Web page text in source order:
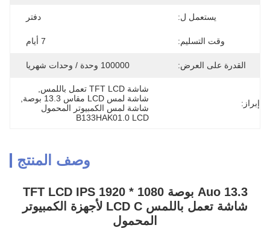
يستعمل ل: دفتر
وقت التسليم: 7 أيام
القدرة على العرض: 100000 وحدة / وحدات شهريا
إبراز:
شاشة TFT LCD تعمل باللمس
شاشة لمس LCD مقاس 13.3 بوصة
B133HAK01.0 LCD
وصف المنتج
Auo 13.3 بوصة TFT LCD IPS 1920 * 1080
شاشة تعمل باللمس LCD C لأجهزة الكمبيوتر
المحمول